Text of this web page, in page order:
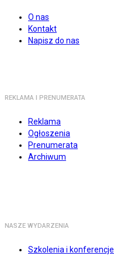
O nas
Kontakt
Napisz do nas
REKLAMA I PRENUMERATA
Reklama
Ogłoszenia
Prenumerata
Archiwum
NASZE WYDARZENIA
Szkolenia i konferencje